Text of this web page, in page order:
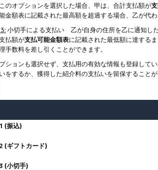
のオプションを選択した場合、甲は、合計支払額が
金額表に記載された最高額を超過する場合、乙が代
小切手による支払い 乙が自身の住所を乙に通知し
払額が支払可能金額表に記載された最低額に達する
手数料を差し引くことができます。
ションも選択せず、支払用の有効な情報も登録して
をするか、獲得した紹介料の支払いを留保することが
(振込)
(ギフトカード)
(小切手)